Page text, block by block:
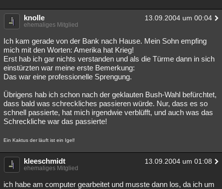
knolle 13.09.2004 um 00:04
ehemaliges Mitglied
Ich kam gerade von der Bank nach Hause. Mein Sohn empfing
mich mit den Worten: Amerika hat Krieg!
Erst hab ich gar nichts verstanden und als die Türme dann in sich
einstürzten war meine erste Bemerkung:
Das war eine professionelle Sprengung.
Übrigens hab ich schon nach der geklauten Bush-Wahl befürchtet,
dass bald was schreckliches passieren würde. Nur, dass es so
schnell passierte, hat mich irgendwie verblüfft, und auch was das
Schreckliche war das passierte!
Ein Kaktus der läuft ist ein Igel!
kleeschmidt 13.09.2004 um 01:08
ehemaliges Mitglied
ich habe am computer gearbeitet und musste dann los, da ich um